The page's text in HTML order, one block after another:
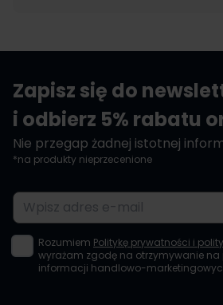
Zapisz się do
i odbierz 5% rabatu
Nie przegap żadnej istotnej
*na produkty nieprzecenione
Adres e-mail
Rozumiem Politykę prywatności i
wyrażam zgodę na otrzymywanie
informacji handlowo-